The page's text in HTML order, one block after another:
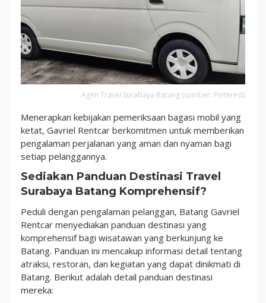
Agen Travel Surabaya Batang (sumber: Pinterest)
Menerapkan kebijakan pemeriksaan bagasi mobil yang
ketat, Gavriel Rentcar berkomitmen untuk memberikan
pengalaman perjalanan yang aman dan nyaman bagi
setiap pelanggannya.
Sediakan Panduan Destinasi Travel
Surabaya Batang Komprehensif?
Peduli dengan pengalaman pelanggan, Batang Gavriel
Rentcar menyediakan panduan destinasi yang
komprehensif bagi wisatawan yang berkunjung ke
Batang. Panduan ini mencakup informasi detail tentang
atraksi, restoran, dan kegiatan yang dapat dinikmati di
Batang. Berikut adalah detail panduan destinasi
mereka: